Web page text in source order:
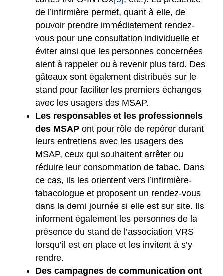
de l’infirmière permet, quant à elle, de
pouvoir prendre immédiatement rendez-
vous pour une consultation individuelle et
éviter ainsi que les personnes concernées
aient à rappeler ou à revenir plus tard. Des
gâteaux sont également distribués sur le
stand pour faciliter les premiers échanges
avec les usagers des MSAP.
Les responsables et les professionnels
des MSAP ont pour rôle de repérer durant
leurs entretiens avec les usagers des
MSAP, ceux qui souhaitent arrêter ou
réduire leur consommation de tabac. Dans
ce cas, ils les orientent vers l’infirmière-
tabacologue et proposent un rendez-vous
dans la demi-journée si elle est sur site. Ils
informent également les personnes de la
présence du stand de l’association VRS
lorsqu’il est en place et les invitent à s’y
rendre.
Des campagnes de communication ont